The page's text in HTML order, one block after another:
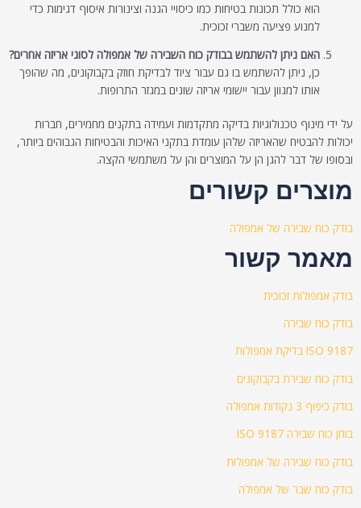
הוא כולל תכונות בטיחות כמו כיסויי הגנה וצינורות איסוף דגימות כדי
למנוע פציעה משברי זכוכית.
האם ניתן להשתמש בבודק כוח השבירה של אמפולה לסוגי אריזה אחרים?
כן, ניתן להשתמש בו גם עבור ציוד לבדיקת חוזק בקבוקונים, מה שהופך
אותו למגוון עבור יישומי אריזה שונים במגזר התרופות.
על ידי מינוף טכנולוגיות בדיקה מתקדמות ועמידה בתקנים מחמירים, חברות
יכולות להבטיח שהאריזה שלהן עומדת בתקני האיכות והבטיחות הגבוהים ביותר,
ובסופו של דבר להגן הן על המוצרים והן על משתמשי הקצה.
מוצרים קשורים
בודק כוח שבירה של אמפולה
מאמר קשור
בודק אמפולות זכוכית
בודק כוח שבירה
ISO 9187 בדיקת אמפולות
בודק כוח שבירת בקבוקונים
בודק כיפוף 3 נקודות אמפולה
בוחן כוח שבירה ISO 9187
בודק כוח שבירה של אמפולות
בודק כוח שבר של אמפולה